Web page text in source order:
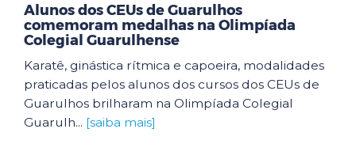
Alunos dos CEUs de Guarulhos
comemoram medalhas na Olimpíada
Colegial Guarulhense
Karatê, ginástica rítmica e capoeira, modalidades
praticadas pelos alunos dos cursos dos CEUs de
Guarulhos brilharam na Olimpíada Colegial
Guarulh... [saiba mais]